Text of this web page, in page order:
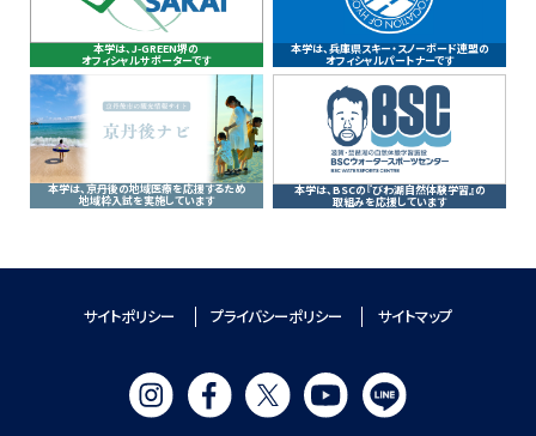
本学は、J-GREEN堺の
オフィシャルサポーターです
本学は、兵庫県スキー・スノーボード連盟の
オフィシャルパートナーです
本学は、京丹後の地域医療を応援するため
地域枠入試を実施しています
本学は、BSCの『びわ湖自然体験学習』の
取組みを応援しています
サイトポリシー プライバシーポリシー サイトマップ